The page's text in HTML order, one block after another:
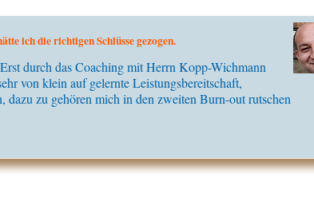
ich die richtigen Schlüsse gezogen.
durch das Coaching mit Herrn Kopp-Wichmann
von klein auf gelernte Leistungsbereitschaft,
dazu zu gehören mich in den zweiten Burn-out rutschen